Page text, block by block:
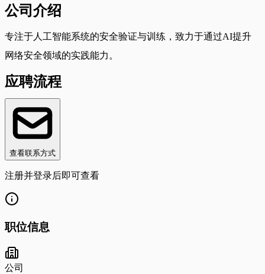
公司介绍
专注于人工智能系统的安全验证与训练，致力于通过AI提升
网络安全领域的实践能力。
应聘流程
查看联系方式
注册并登录后即可查看
职位信息
公司